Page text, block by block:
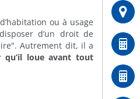
ou à usage
d’un droit de
Autrement dit, il a
loue avant tout